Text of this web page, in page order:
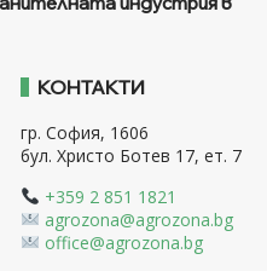
КОНТАКТИ
гр. София, 1606
бул. Христо Ботев 17, ет. 7
+359 2 851 1821
agrozona@agrozona.bg
office@agrozona.bg